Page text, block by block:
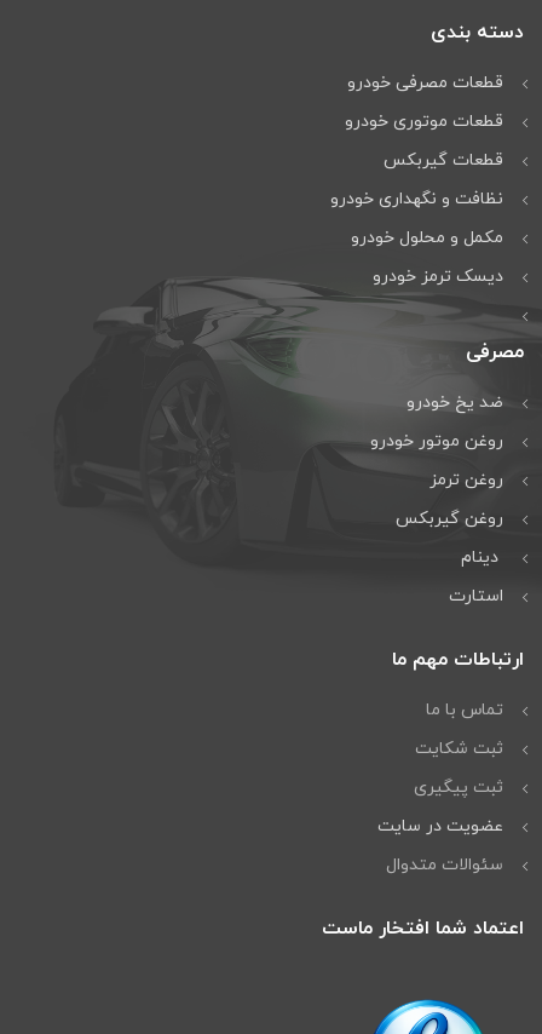
دسته بندی
قطعات مصرفی خودرو
قطعات موتوری خودرو
قطعات گیربکس
نظافت و نگهداری خودرو
مكمل و محلول خودرو
دیسک ترمز خودرو
مصرفی
ضد یخ خودرو
روغن موتور خودرو
روغن ترمز
روغن گیربكس
دینام
استارت
ارتباطات مهم ما
تماس با ما
ثبت شکایت
ثبت پیگیری
عضویت در سایت
سئوالات متدوال
اعتماد شما افتخار ماست